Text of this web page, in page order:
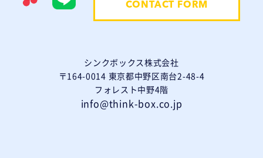
CONTACT FORM
シンクボックス株式会社
〒164-0014 東京都中野区南台2-48-4
フォレスト中野4階
info@think-box.co.jp